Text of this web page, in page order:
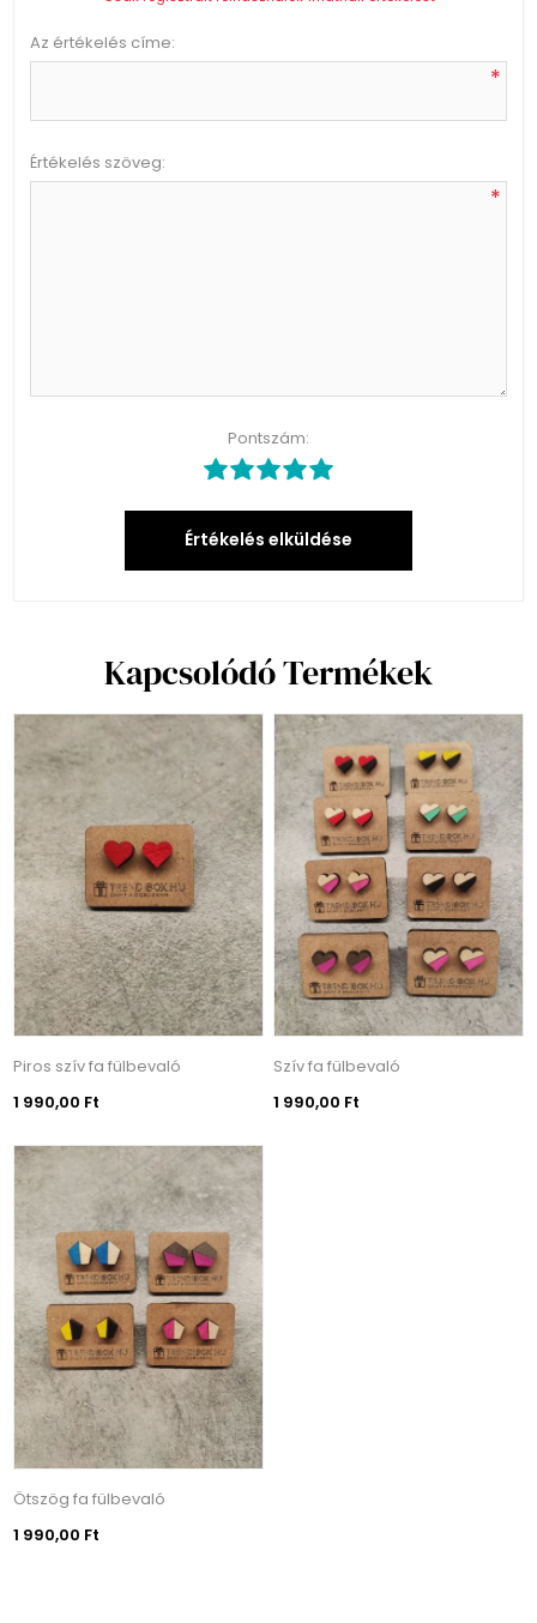
Az értékelés címe:
*
Értékelés szöveg:
*
Pontszám:
Értékelés elküldése
Kapcsolódó Termékek
Piros szív fa fülbevaló
1 990,00 Ft
Szív fa fülbevaló
1 990,00 Ft
Ötszög fa fülbevaló
1 990,00 Ft